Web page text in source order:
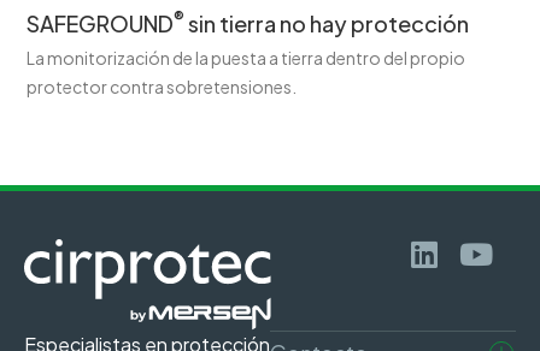
SAFEGROUND® sin tierra no hay protección
La monitorización de la puesta a tierra dentro del propio
protector contra sobretensiones.
Especialistas en protección